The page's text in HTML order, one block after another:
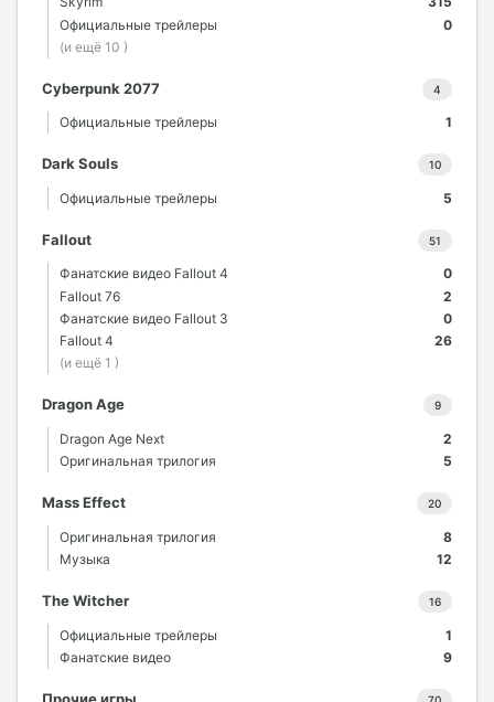
0
Официальные трейлеры
(и ещё 10 )
4
Cyberpunk 2077
1
Официальные трейлеры
10
Dark Souls
5
Официальные трейлеры
51
Fallout
0
Фанатские видео Fallout 4
2
Fallout 76
0
Фанатские видео Fallout 3
26
Fallout 4
(и ещё 1 )
9
Dragon Age
2
Dragon Age Next
5
Оригинальная трилогия
20
Mass Effect
8
Оригинальная трилогия
12
Музыка
16
The Witcher
1
Официальные трейлеры
9
Фанатские видео